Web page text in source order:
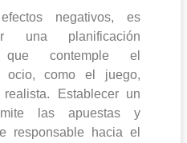
negativos, es
una planificación
contemple el
ocio, como el juego,
Establecer un
las apuestas y
responsable hacia el